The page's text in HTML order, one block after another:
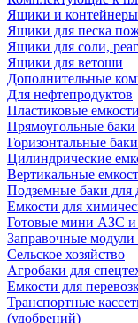
Ящики и контейнеры
Ящики для песка
Ящики для соли,
Ящики для ветоши
Дополнительные
Для нефтепродуктов
Пластиковые
Прямоугольные баки
Горизонтальные
Цилиндрические
Вертикальные
Подземные баки для
Емкости для
Готовые мини АЗС
Заправочные
Сельское хозяйство
Агробаки для
Емкости для
Транспортные
(удобрений)